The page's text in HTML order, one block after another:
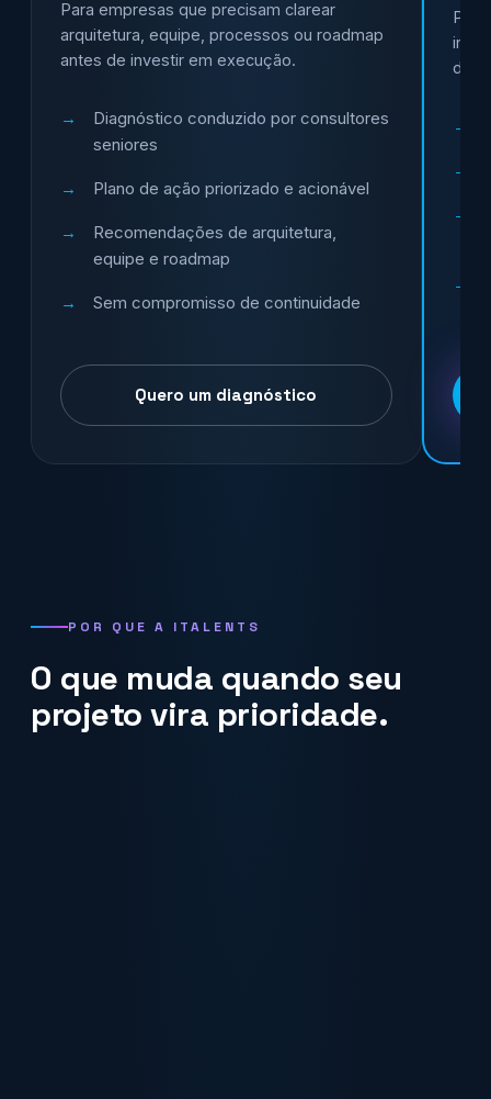
Para empresas que precisam clarear
arquitetura, equipe, processos ou roadmap
antes de investir em execução.
Diagnóstico conduzido por consultores
seniores
Plano de ação priorizado e acionável
Recomendações de arquitetura,
equipe e roadmap
Sem compromisso de continuidade
Quero um diagnóstico
POR QUE A ITALENTS
O que muda quando seu
projeto vira prioridade.